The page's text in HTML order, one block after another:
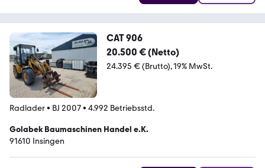
CAT 906
20.500 € (Netto)
24.395 € (Brutto) 19% MwSt.
Radlader• BJ 2007• 4.992 Betriebsstd.
Golabek Baumaschinen Handel e.K.
91610 Insingen